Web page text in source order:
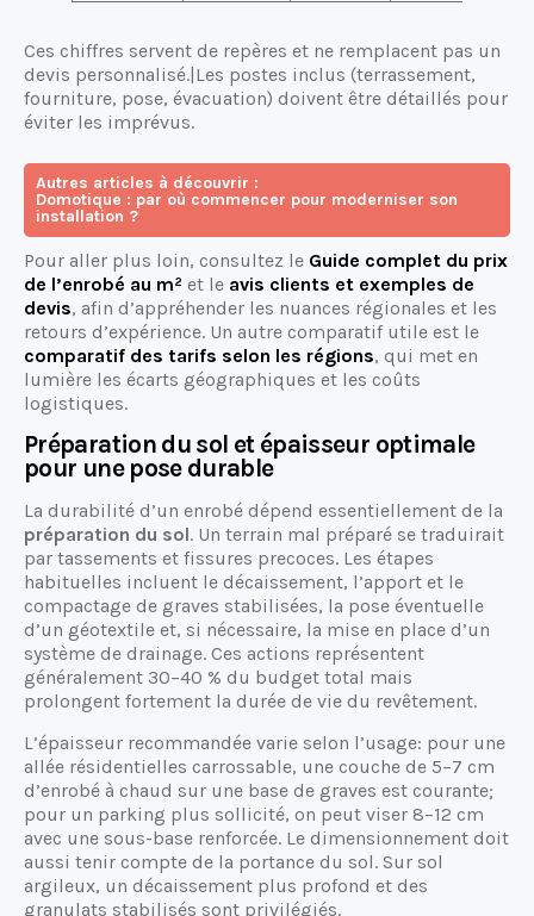
Ces chiffres servent de repères et ne remplacent pas un
devis personnalisé.|Les postes inclus (terrassement,
fourniture, pose, évacuation) doivent être détaillés pour
éviter les imprévus.
Autres articles à découvrir :
Domotique : par où commencer pour moderniser son
installation ?
Pour aller plus loin, consultez le Guide complet du prix
de l’enrobé au m² et le avis clients et exemples de
devis, afin d’appréhender les nuances régionales et les
retours d’expérience. Un autre comparatif utile est le
comparatif des tarifs selon les régions, qui met en
lumière les écarts géographiques et les coûts
logistiques.
Préparation du sol et épaisseur optimale
pour une pose durable
La durabilité d’un enrobé dépend essentiellement de la
préparation du sol. Un terrain mal préparé se traduirait
par tassements et fissures precoces. Les étapes
habituelles incluent le décaissement, l’apport et le
compactage de graves stabilisées, la pose éventuelle
d’un géotextile et, si nécessaire, la mise en place d’un
système de drainage. Ces actions représentent
généralement 30–40 % du budget total mais
prolongent fortement la durée de vie du revêtement.
L’épaisseur recommandée varie selon l’usage: pour une
allée résidentielles carrossable, une couche de 5–7 cm
d’enrobé à chaud sur une base de graves est courante;
pour un parking plus sollicité, on peut viser 8–12 cm
avec une sous-base renforcée. Le dimensionnement doit
aussi tenir compte de la portance du sol. Sur sol
argileux, un décaissement plus profond et des
granulats stabilisés sont privilégiés.